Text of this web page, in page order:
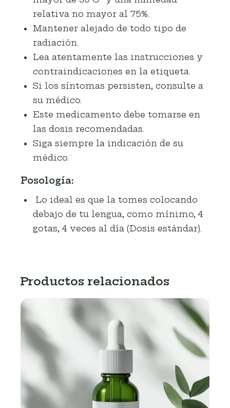
relativa no mayor al 75%.
Mantener alejado de todo tipo de
radiación.
Lea atentamente las instrucciones y
contraindicaciones en la etiqueta.
Si los síntomas persisten, consulte a
su médico.
Este medicamento debe tomarse en
las dosis recomendadas.
Siga siempre la indicación de su
médico.
Posología:
Lo ideal es que la tomes colocando
debajo de tu lengua, como mínimo, 4
gotas, 4 veces al día (Dosis estándar).
Productos relacionados